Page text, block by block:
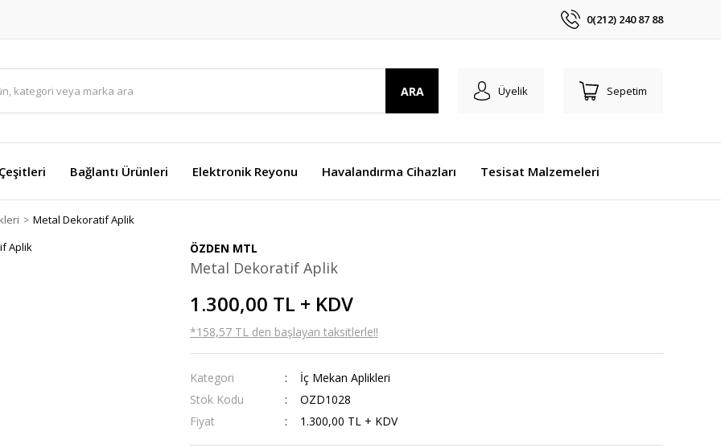
0(212) 240 87 88
ARA Üyelik Sepetim
Bağlantı Ürünleri Elektronik Reyonu Havalandırma Cihazları Tesisat Malzemeleri
Metal Dekoratif Aplik
ÖZDEN MTL
Metal Dekoratif Aplik
1.300,00 TL + KDV
*158,57 TL den başlayan taksitlerle!!
Kategori
İç Mekan Aplikleri
Stok Kodu
OZD1028
Fiyat
1.300,00 TL + KDV